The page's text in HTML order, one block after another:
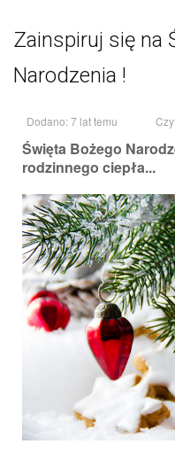
Zainspiruj się na
Narodzenia !
Dodano: 7 lat temu
Święta Bożego
rodzinnego ciepła...